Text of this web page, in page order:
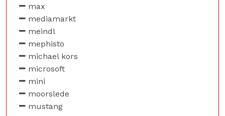
max
mediamarkt
meindl
mephisto
michael kors
microsoft
mini
moorslede
mustang